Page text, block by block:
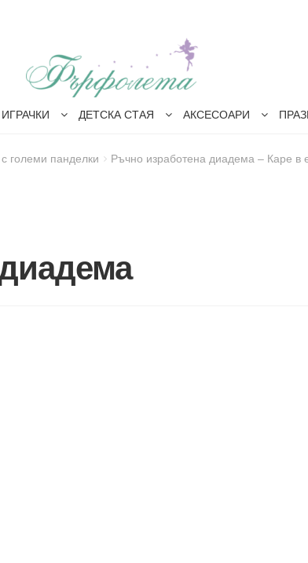
ИГРАЧКИ ДЕТСКА СТАЯ АКСЕСОАРИ
големи панделки Ръчно изработена диадема – Каре в